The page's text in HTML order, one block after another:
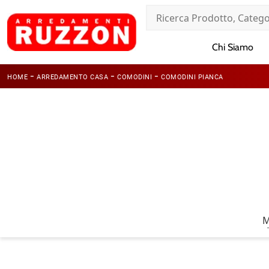
Chi Siamo
HOME - ARREDAMENTO CASA - COMODINI - COMODINI PIANCA